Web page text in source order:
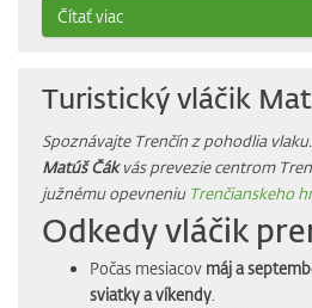
Čítať viac
Turistický vláčik
Spoznávajte Trenčín z pohodlia
Matúš Čákvás prevezie centrom
južnému opevneniu Trenčianskeho
Odkedy vláčik
Počas mesiacov máj a
sviatky a víkendy.